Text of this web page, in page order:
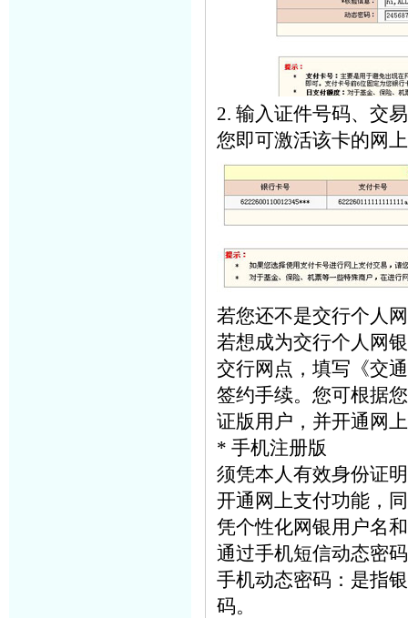
2. 输入证件号码、交
您即可激活该卡的网
若您还不是交行个人
若想成为交行个人网
交行网点，填写《交
签约手续。您可根据
证版用户，并开通网
* 手机注册版
须凭本人有效身份证
开通网上支付功能，
凭个性化网银用户名
通过手机短信动态密
手机动态密码：是指
码。